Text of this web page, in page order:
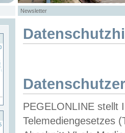
Newsletter
PEGELONLINE stellt
Telemediengesetzes